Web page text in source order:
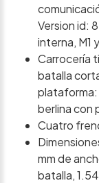
Version id:
interna, M1
Carrocería
batalla
plataforma:
berlina con
Cuatro
mm de
batalla,